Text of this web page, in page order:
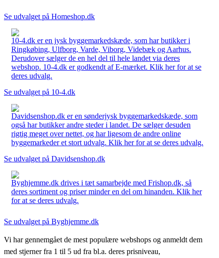
Se udvalget på Homeshop.dk
10-4.dk er en jysk byggemarkedskæde, som har butikker i
Ringkøbing, Ulfborg, Varde, Viborg, Videbæk og Aarhus.
Derudover sælger de en hel del til hele landet via deres
webshop. 10-4.dk er godkendt af E-mærket. Klik her for at se
deres udvalg.
Se udvalget på 10-4.dk
Davidsenshop.dk er en sønderjysk byggemarkedskæde, som
også har butikker andre steder i landet. De sælger desuden
rigtig meget over nettet, og har ligesom de andre online
byggemarkeder et stort udvalg. Klik her for at se deres udvalg.
Se udvalget på Davidsenshop.dk
Byghjemme.dk drives i tæt samarbejde med Frishop.dk, så
deres sortiment og priser minder en del om hinanden. Klik her
for at se deres udvalg.
Se udvalget på Byghjemme.dk
Vi har gennemgået de mest populære webshops og anmeldt dem
med stjerner fra 1 til 5 ud fra bl.a. deres prisniveau,